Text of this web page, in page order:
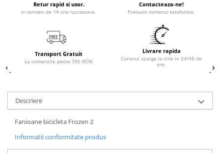
Retur rapid si usor.
In termen de 14 zile lucratoare.
Contacteaza-ne!
Preluam comenzi telefonice.
Transport Gratuit
La comenzile peste 350 RON
Livrare rapida
Curierul ajunge la tine in 24/48 de
ore.
Descriere
Fanioane bicicleta Frozen 2
Informatii conformitate produs